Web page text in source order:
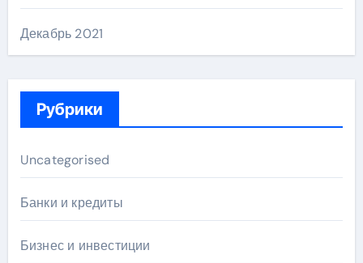
Декабрь 2021
Рубрики
Uncategorised
Банки и кредиты
Бизнес и инвестиции